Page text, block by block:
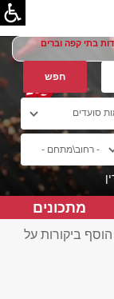
בתי קפה וברים
מתכונים
הוסף ביקורות על